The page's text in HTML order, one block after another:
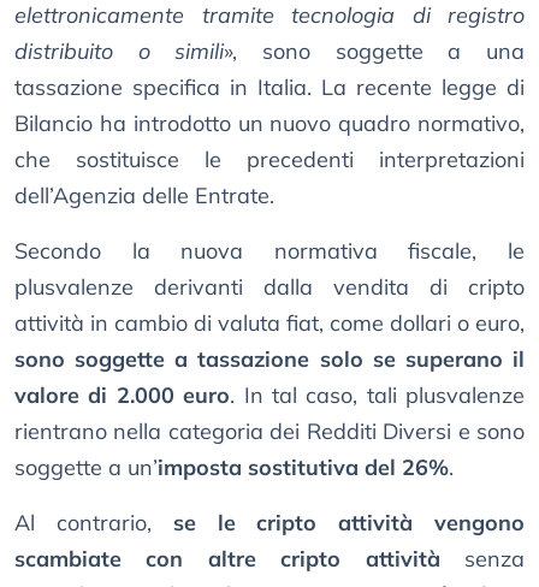
elettronicamente tramite tecnologia di registro
distribuito o simili», sono soggette a una
tassazione specifica in Italia. La recente legge di
Bilancio ha introdotto un nuovo quadro normativo,
che sostituisce le precedenti interpretazioni
dell’Agenzia delle Entrate.
Secondo la nuova normativa fiscale, le
plusvalenze derivanti dalla vendita di cripto
attività in cambio di valuta fiat, come dollari o euro,
sono soggette a tassazione solo se superano il
valore di 2.000 euro. In tal caso, tali plusvalenze
rientrano nella categoria dei Redditi Diversi e sono
soggette a un’imposta sostitutiva del 26%.
Al contrario, se le cripto attività vengono
scambiate con altre cripto attività senza